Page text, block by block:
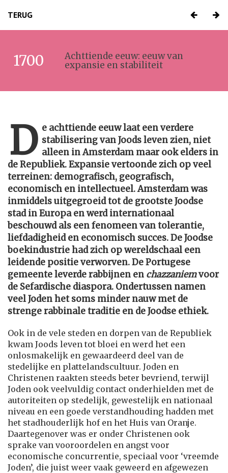
TERUG
1700
Achttiende eeuw: eeuw van
expansie en stabiliteit
D e achttiende eeuw laat een verdere
stabilisering van Joods leven zien, niet
alleen in Amsterdam maar ook elders in
de Republiek. Expansie vertoonde zich op veel
terreinen: demografisch, geografisch,
economisch en intellectueel. Amsterdam was
inmiddels uitgegroeid tot de grootste Joodse
stad in Europa en werd internationaal
beschouwd als een fenomeen van tolerantie,
liefdadigheid en economisch succes. De Joodse
boekindustrie had zich op wereldschaal een
leidende positie verworven. De Portugese
gemeente leverde rabbijnen en chazzaniemvoor
de Sefardische diaspora. Ondertussen namen
veel Joden het soms minder nauw met de
strenge rabbinale traditie en de Joodse ethiek.
Ook in de vele steden en dorpen van de Republiek
kwam Joods leven tot bloei en werd het een
onlosmakelijk en gewaardeerd deel van de
stedelijke en plattelandscultuur. Joden en
Christenen raakten steeds beter bevriend, terwijl
Joden ook veelvuldig contact onderhielden met de
autoriteiten op stedelijk, gewestelijk en nationaal
niveau en een goede verstandhouding hadden met
het stadhouderlijk hof en het Huis van Oranje.
Daartegenover was er onder Christenen ook
sprake van vooroordelen en angst voor
economische concurrentie, speciaal voor ‘vreemde
Joden’, die juist weer vaak geweerd en afgewezen